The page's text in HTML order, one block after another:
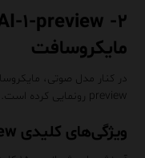
مایکروسافت
preview رونمایی کرده است.
ویژگی‌های کلیدی MAI-۱-preview